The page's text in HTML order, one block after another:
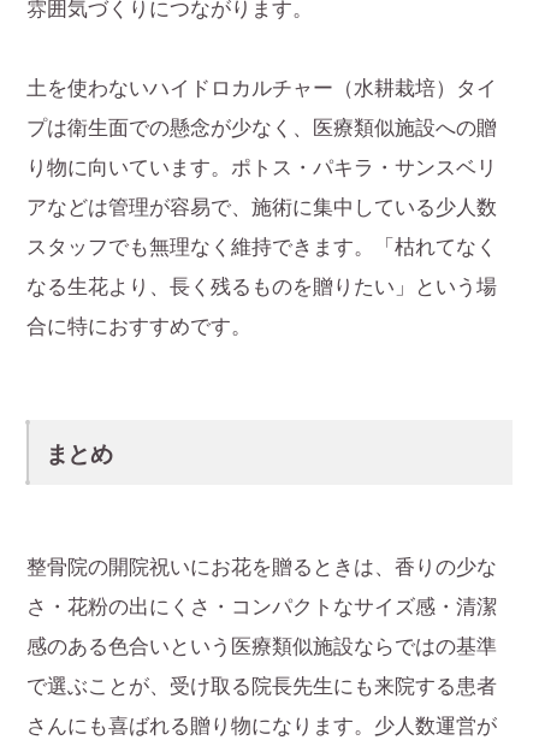
雰囲気づくりにつながります。
土を使わないハイドロカルチャー（水耕栽培）タイ
プは衛生面での懸念が少なく、医療類似施設への贈
り物に向いています。ポトス・パキラ・サンスベリ
アなどは管理が容易で、施術に集中している少人数
スタッフでも無理なく維持できます。「枯れてなく
なる生花より、長く残るものを贈りたい」という場
合に特におすすめです。
まとめ
整骨院の開院祝いにお花を贈るときは、香りの少な
さ・花粉の出にくさ・コンパクトなサイズ感・清潔
感のある色合いという医療類似施設ならではの基準
で選ぶことが、受け取る院長先生にも来院する患者
さんにも喜ばれる贈り物になります。少人数運営が